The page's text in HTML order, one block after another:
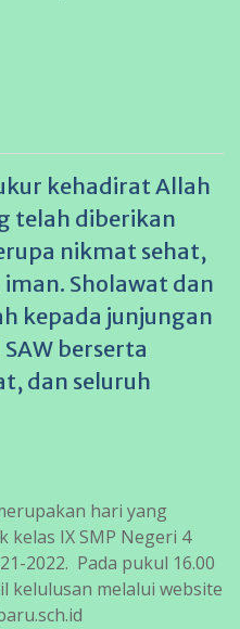
kehadirat Allah
telah diberikan
nikmat sehat,
Sholawat dan
kepada junjungan
berserta
dan seluruh
hari yang
kelas IX SMP Negeri 4
2022. Pada pukul 16.00
kelulusan melalui website